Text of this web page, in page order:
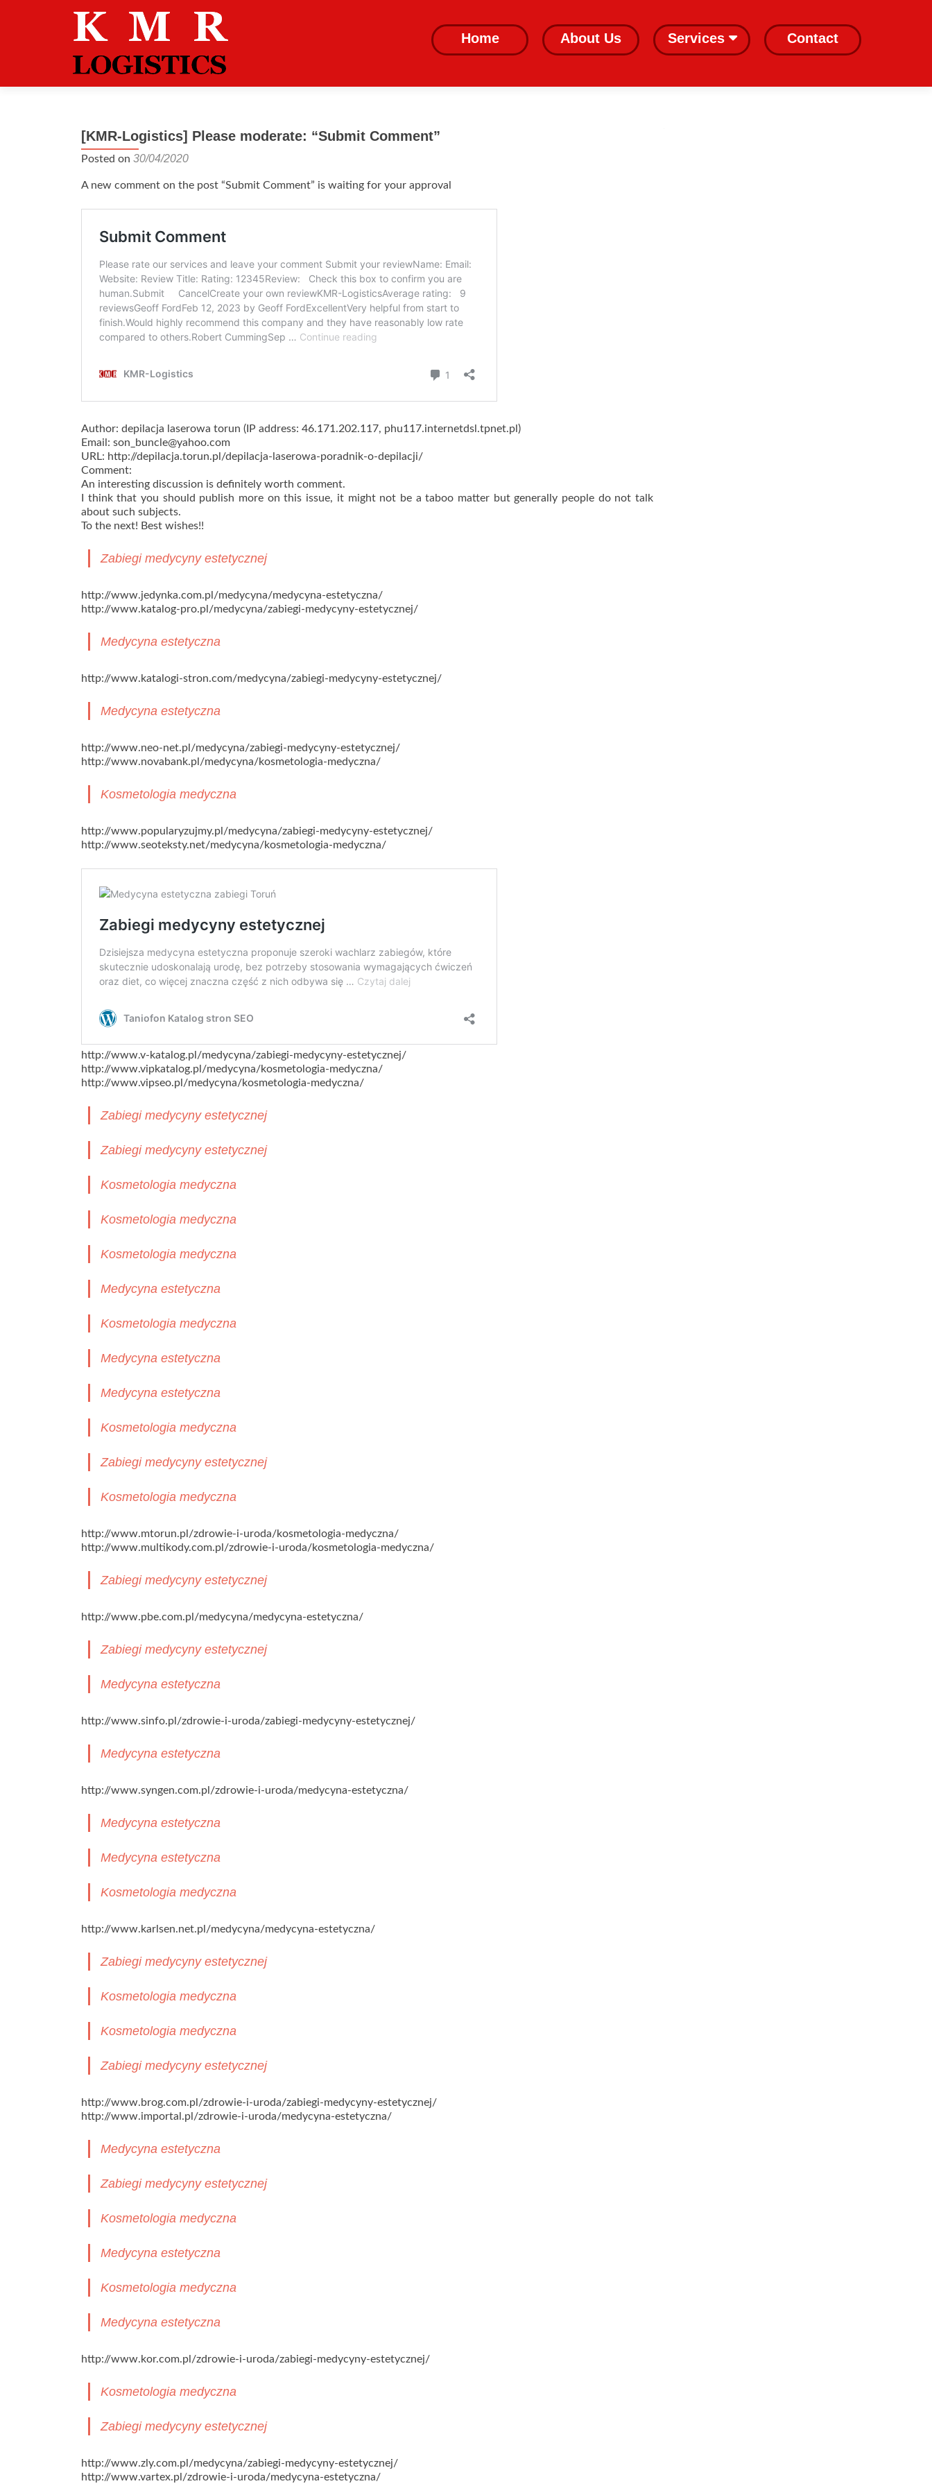
content
Home About Us Services Contact
[KMR-Logistics] Please moderate: “Submit Comment”
Posted on 30/04/2020
A new comment on the post “Submit Comment” is waiting for your approval
Author: depilacja laserowa torun (IP address: 46.171.202.117, phu117.internetdsl.tpnet.pl)
Email: son_buncle@yahoo.com
URL: http://depilacja.torun.pl/depilacja-laserowa-poradnik-o-depilacji/
Comment:
An interesting discussion is definitely worth comment.
I think that you should publish more on this issue, it might not be a taboo matter but generally people do not talk
about such subjects.
To the next! Best wishes!!
Zabiegi medycyny estetycznej
http://www.jedynka.com.pl/medycyna/medycyna-estetyczna/
http://www.katalog-pro.pl/medycyna/zabiegi-medycyny-estetycznej/
Medycyna estetyczna
http://www.katalogi-stron.com/medycyna/zabiegi-medycyny-estetycznej/
Medycyna estetyczna
http://www.neo-net.pl/medycyna/zabiegi-medycyny-estetycznej/
http://www.novabank.pl/medycyna/kosmetologia-medyczna/
Kosmetologia medyczna
http://www.popularyzujmy.pl/medycyna/zabiegi-medycyny-estetycznej/
http://www.seoteksty.net/medycyna/kosmetologia-medyczna/
http://www.v-katalog.pl/medycyna/zabiegi-medycyny-estetycznej/
http://www.vipkatalog.pl/medycyna/kosmetologia-medyczna/
http://www.vipseo.pl/medycyna/kosmetologia-medyczna/
Zabiegi medycyny estetycznej
Zabiegi medycyny estetycznej
Kosmetologia medyczna
Kosmetologia medyczna
Kosmetologia medyczna
Medycyna estetyczna
Kosmetologia medyczna
Medycyna estetyczna
Medycyna estetyczna
Kosmetologia medyczna
Zabiegi medycyny estetycznej
Kosmetologia medyczna
http://www.mtorun.pl/zdrowie-i-uroda/kosmetologia-medyczna/
http://www.multikody.com.pl/zdrowie-i-uroda/kosmetologia-medyczna/
Zabiegi medycyny estetycznej
http://www.pbe.com.pl/medycyna/medycyna-estetyczna/
Zabiegi medycyny estetycznej
Medycyna estetyczna
http://www.sinfo.pl/zdrowie-i-uroda/zabiegi-medycyny-estetycznej/
Medycyna estetyczna
http://www.syngen.com.pl/zdrowie-i-uroda/medycyna-estetyczna/
Medycyna estetyczna
Medycyna estetyczna
Kosmetologia medyczna
http://www.karlsen.net.pl/medycyna/medycyna-estetyczna/
Zabiegi medycyny estetycznej
Kosmetologia medyczna
Kosmetologia medyczna
Zabiegi medycyny estetycznej
http://www.brog.com.pl/zdrowie-i-uroda/zabiegi-medycyny-estetycznej/
http://www.importal.pl/zdrowie-i-uroda/medycyna-estetyczna/
Medycyna estetyczna
Zabiegi medycyny estetycznej
Kosmetologia medyczna
Medycyna estetyczna
Kosmetologia medyczna
Medycyna estetyczna
http://www.kor.com.pl/zdrowie-i-uroda/zabiegi-medycyny-estetycznej/
Kosmetologia medyczna
Zabiegi medycyny estetycznej
http://www.zly.com.pl/medycyna/zabiegi-medycyny-estetycznej/
http://www.vartex.pl/zdrowie-i-uroda/medycyna-estetyczna/